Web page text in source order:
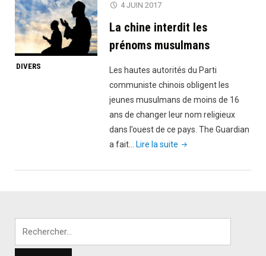
DIVERS
4 JUIN 2017
La chine interdit les
prénoms musulmans
Les hautes autorités du Parti
communiste chinois obligent les
jeunes musulmans de moins de 16
ans de changer leur nom religieux
dans l’ouest de ce pays. The Guardian
a fait…
Lire la suite "La
interdit
musulmans"